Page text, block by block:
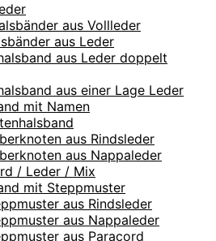
aus Vollleder
aus Leder
aus Leder doppelt
aus einer Lage Leder
mit Namen
aus Rindsleder
aus Nappaleder
/ Leder / Mix
mit Steppmuster
aus Rindsleder
aus Nappaleder
aus Paracord